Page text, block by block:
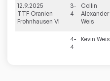
12.9.2025
TTF Oranien
Frohnhausen VI
3-
4
Collin
Alexander
Weis
4-
4
Kevin Weis